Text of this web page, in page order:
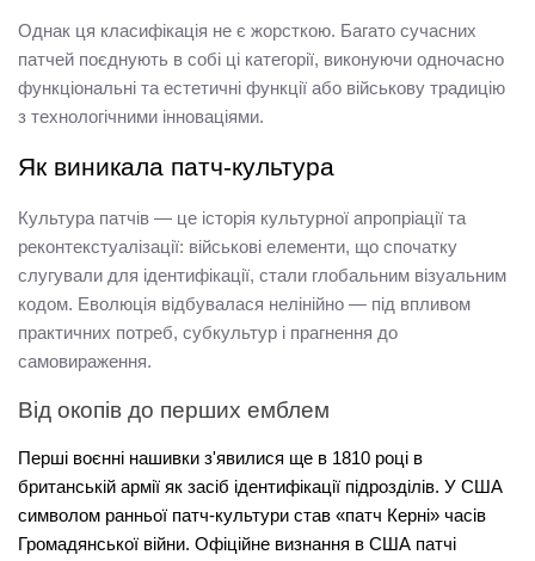
Однак ця класифікація не є жорсткою. Багато сучасних
патчей поєднують в собі ці категорії, виконуючи одночасно
функціональні та естетичні функції або військову традицію
з технологічними інноваціями.
Як виникала патч-культура
Культура патчів — це історія культурної апропріації та
реконтекстуалізації: військові елементи, що спочатку
слугували для ідентифікації, стали глобальним візуальним
кодом. Еволюція відбувалася нелінійно — під впливом
практичних потреб, субкультур і прагнення до
самовираження.
Від окопів до перших емблем
Перші воєнні нашивки з'явилися ще в 1810 році в
британській армії як засіб ідентифікації підрозділів. У США
символом ранньої патч-культури став «патч Керні» часів
Громадянської війни. Офіційне визнання в США патчі